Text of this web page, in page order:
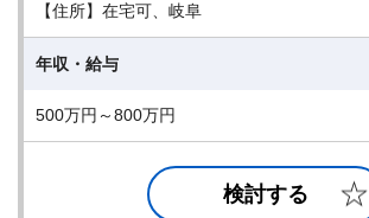
【住所】在宅可、岐阜
年収・給与
500万円～800万円
検討する